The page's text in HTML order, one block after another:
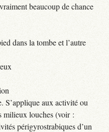
beaucoup de chance
dans la tombe et l’autre
S’applique aux activité ou
milieux louches (voir :
périgyrostrabiques d’un